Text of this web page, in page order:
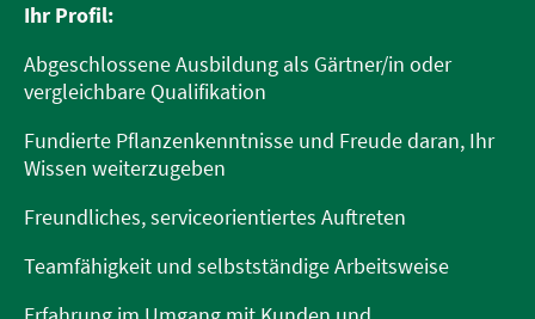
Ihr Profil:
Abgeschlossene Ausbildung als Gärtner/in oder
vergleichbare Qualifikation
Fundierte Pflanzenkenntnisse und Freude daran, Ihr
Wissen weiterzugeben
Freundliches, serviceorientiertes Auftreten
Teamfähigkeit und selbstständige Arbeitsweise